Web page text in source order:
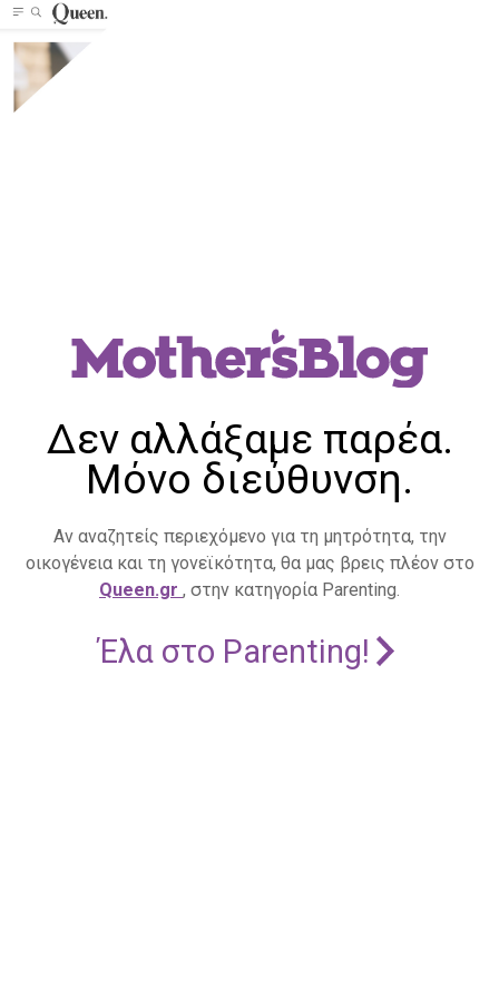
Δεν αλλάξαμε παρέα.
Μόνο διεύθυνση.
Αν αναζητείς περιεχόμενο για τη μητρότητα, την
οικογένεια και τη γονεϊκότητα, θα μας βρεις πλέον στο
Queen.gr , στην κατηγορία Parenting.
Έλα στο Parenting!